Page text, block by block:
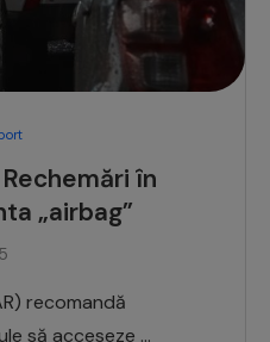
în
„airbag”
recomandă
să acceseze …